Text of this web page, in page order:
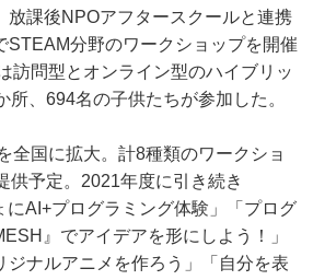
放課後NPOアフタースクールと連携
STEAM分野のワークショップを開催
訪問型とオンライン型のハイブリッ
所、694名の子供たちが参加した。
国に拡大。計8種類のワークショ
供予定。2021年度に引き続き
にAI+プログラミング体験」「プログ
』でアイデアを形にしよう！」
ジナルアニメを作ろう」「自分を表